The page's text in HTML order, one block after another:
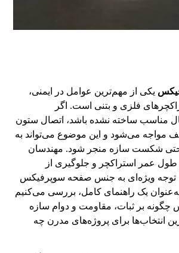
یکی از مهم‌ترین عوامل در ایمنی،
فلزی و بتنی است. اگر
مناسب ساخته نشده باشد، اتصال ستون
مواجه می‌شود و این موضوع می‌تواند به
شکست سازه منجر شود. مهندسان
طول عمر استراکچر و جلوگیری از
توجه ویژه‌ای به جنس صفحه سوپرفیکس
به‌عنوان یک راهنمای کامل، بررسی می‌کنیم
بر ثبات، مقاومت و دوام سازه
انتخاب‌ها برای پروژه‌های مدرن چه